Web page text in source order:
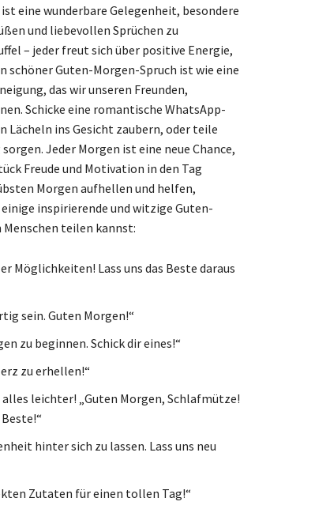
eine wunderbare Gelegenheit, besondere
und liebevollen Sprüchen zu
– jeder freut sich über positive Energie,
schöner Guten-Morgen-Spruch ist wie eine
das wir unseren Freunden,
Schicke eine romantische WhatsApp-
Lächeln ins Gesicht zaubern, oder teile
Jeder Morgen ist eine neue Chance,
Freude und Motivation in den Tag
Morgen aufhellen und helfen,
inspirierende und witzige Guten-
Menschen teilen kannst:
Möglichkeiten! Lass uns das Beste daraus
sein. Guten Morgen!“
zu beginnen. Schick dir eines!“
zu erhellen!“
leichter! „Guten Morgen, Schlafmütze!
hinter sich zu lassen. Lass uns neu
Zutaten für einen tollen Tag!“